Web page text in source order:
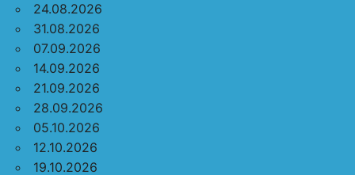
24.08.2026
31.08.2026
07.09.2026
14.09.2026
21.09.2026
28.09.2026
05.10.2026
12.10.2026
19.10.2026